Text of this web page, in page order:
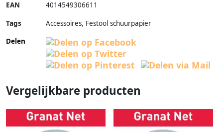
EAN 4014549306611
Tags
Accessoires, Festool schuurpapier
Delen
Vergelijkbare producten